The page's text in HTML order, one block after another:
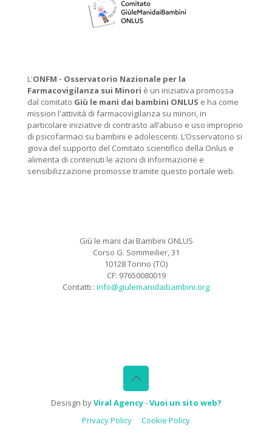
L'ONFM - Osservatorio Nazionale per la
Farmacovigilanza sui Minori è un iniziativa promossa
dal comitato Giù le mani dai bambini ONLUS e ha come
mission l'attività di farmacovigilanza su minori, in
particolare iniziative di contrasto all’abuso e uso improprio
di psicofarmaci su bambini e adolescenti. L’Osservatorio si
giova del supporto del Comitato scientifico della Onlus e
alimenta di contenuti le azioni di informazione e
sensibilizzazione promosse tramite questo portale web.
Giù le mani dai Bambini ONLUS
Corso G. Sommeilier, 31
10128 Torino (TO)
CF: 97650080019
Contatti : info@giulemanidaibambini.org
Desisgn byViral Agency-Vuoi un sito web?
Privacy Policy
Cookie Policy